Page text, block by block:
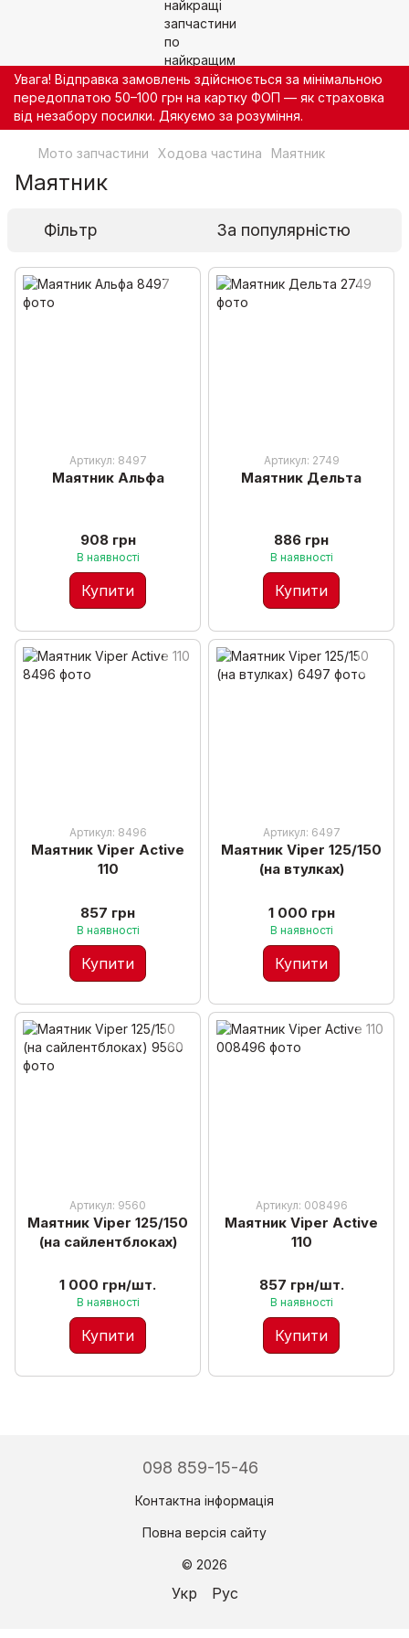
Увага! Відправка замовлень здійснюється за мінімальною
передоплатою 50–100 грн на картку ФОП — як страховка
від незабору посилки. Дякуємо за розуміння.
Мото запчастини Ходова частина Маятник
Маятник
Фільтр За популярністю
Артикул: 8497
Маятник Альфа
908 грн
В наявності
Купити
Артикул: 2749
Маятник Дельта
886 грн
В наявності
Купити
Артикул: 8496
Маятник Viper Active
110
857 грн
В наявності
Купити
Артикул: 6497
Маятник Viper 125/150
(на втулках)
1 000 грн
В наявності
Купити
Артикул: 9560
Маятник Viper 125/150
(на сайлентблоках)
1 000 грн/шт.
В наявності
Купити
Артикул: 008496
Маятник Viper Active
110
857 грн/шт.
В наявності
Купити
098 859-15-46
Контактна інформація
Повна версія сайту
© 2026
Укр Рус